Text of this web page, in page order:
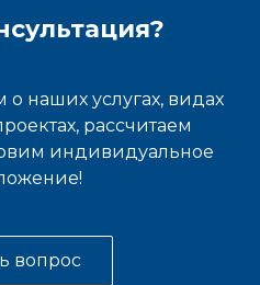
наших услугах, видах
рассчитаем
индивидуальное
вопрос